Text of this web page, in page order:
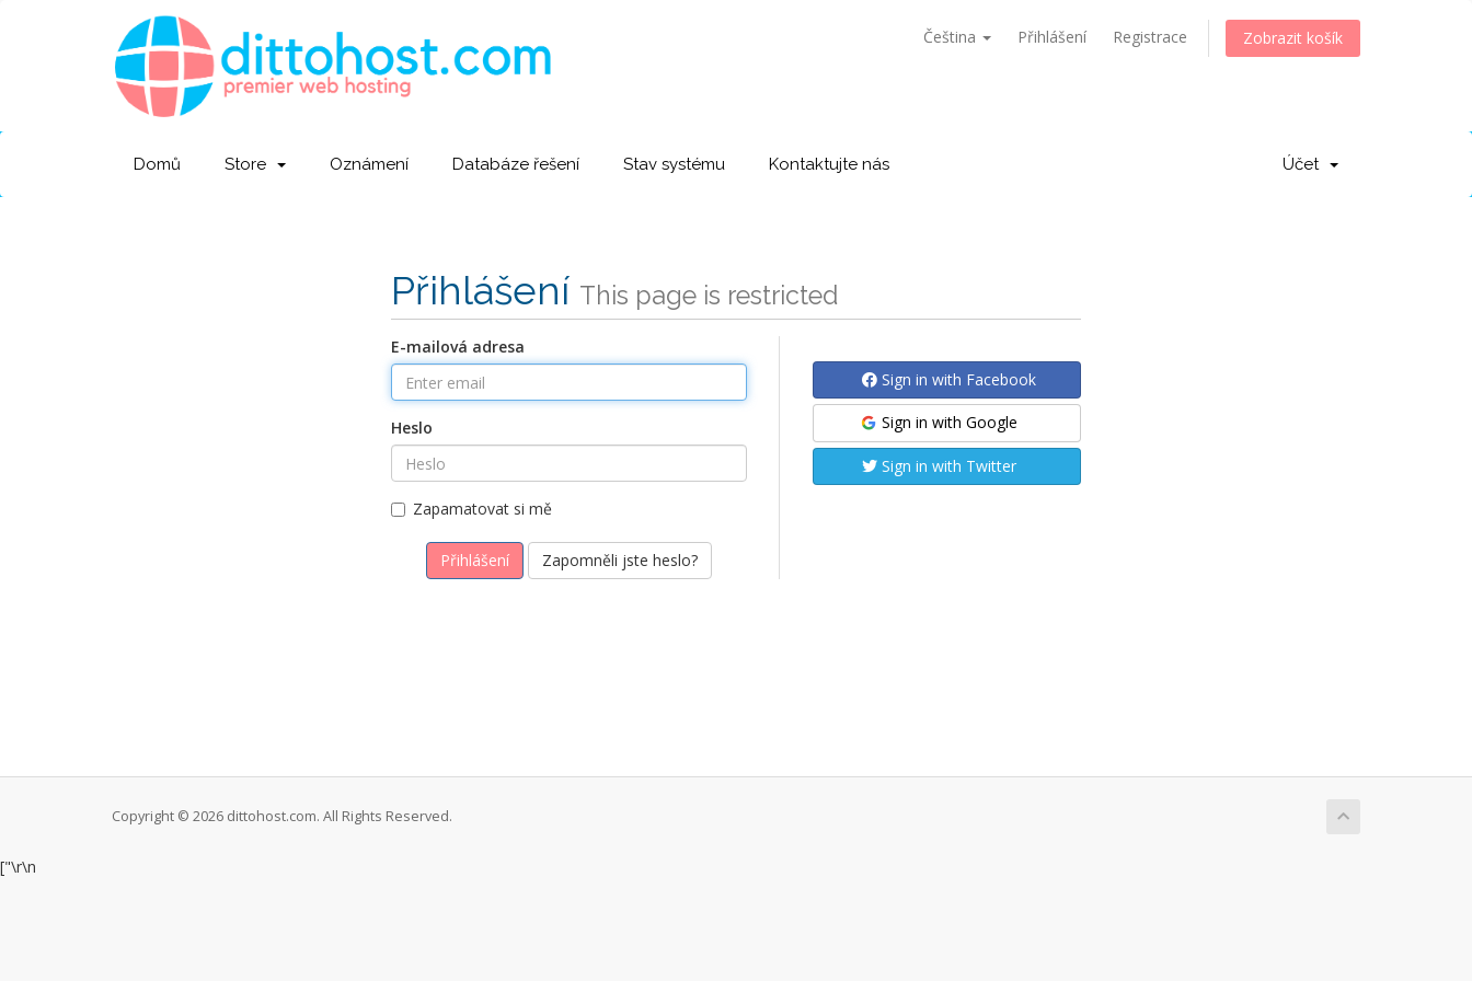
Čeština Přihlášení Registrace Zobrazit košík
Domů Store Oznámení Databáze řešení Stav systému Kontaktujte nás Účet
Přihlášení This page is restricted
E-mailová adresa
Heslo
Zapamatovat si mě
Zapomněli jste heslo?
Sign in with Facebook
Sign in with Google
Sign in with Twitter
Copyright © 2026 dittohost.com. All Rights Reserved.
["\r\n